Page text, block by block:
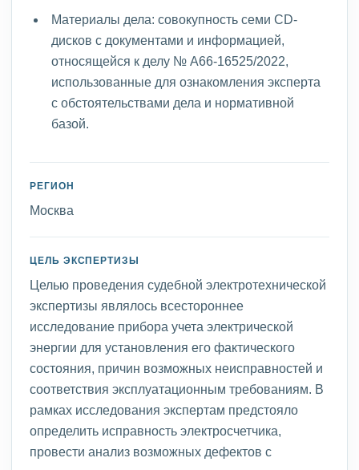
Материалы дела: совокупность семи CD-
дисков с документами и информацией,
относящейся к делу № А66-16525/2022,
использованные для ознакомления эксперта
с обстоятельствами дела и нормативной
базой.
РЕГИОН
Москва
ЦЕЛЬ ЭКСПЕРТИЗЫ
Целью проведения судебной электротехнической
экспертизы являлось всестороннее
исследование прибора учета электрической
энергии для установления его фактического
состояния, причин возможных неисправностей и
соответствия эксплуатационным требованиям. В
рамках исследования экспертам предстояло
определить исправность электросчетчика,
провести анализ возможных дефектов с